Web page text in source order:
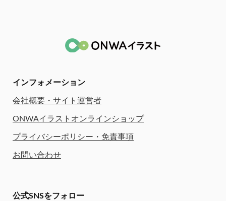
インフォメーション
会社概要・サイト運営者
ONWAイラストオンラインショップ
プライバシーポリシー・免責事項
お問い合わせ
公式SNSをフォロー